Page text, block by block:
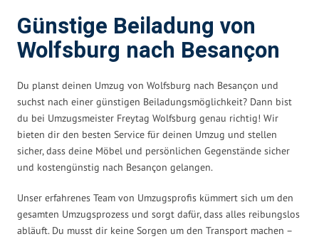
Günstige Beiladung von
Wolfsburg nach Besançon
Du planst deinen Umzug von Wolfsburg nach Besançon und
suchst nach einer günstigen Beiladungsmöglichkeit? Dann bist
du bei Umzugsmeister Freytag Wolfsburg genau richtig! Wir
bieten dir den besten Service für deinen Umzug und stellen
sicher, dass deine Möbel und persönlichen Gegenstände sicher
und kostengünstig nach Besançon gelangen.
Unser erfahrenes Team von Umzugsprofis kümmert sich um den
gesamten Umzugsprozess und sorgt dafür, dass alles reibungslos
abläuft. Du musst dir keine Sorgen um den Transport machen –